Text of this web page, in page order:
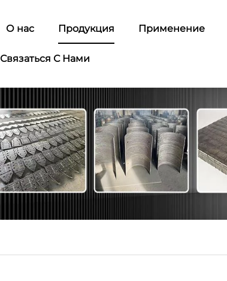
О нас Продукция Применение
Связаться С Нами